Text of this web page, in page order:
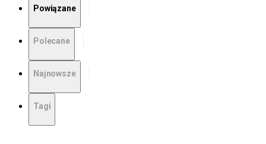
Powiązane
Polecane
Najnowsze
Tagi